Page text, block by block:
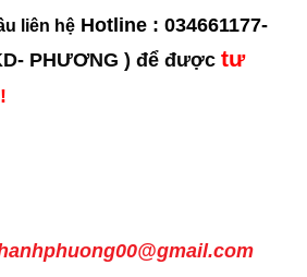
liên hệ Hotline : 034661177-
PHƯƠNG ) để được tư